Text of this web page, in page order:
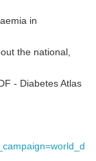
in
the national,
- Diabetes Atlas